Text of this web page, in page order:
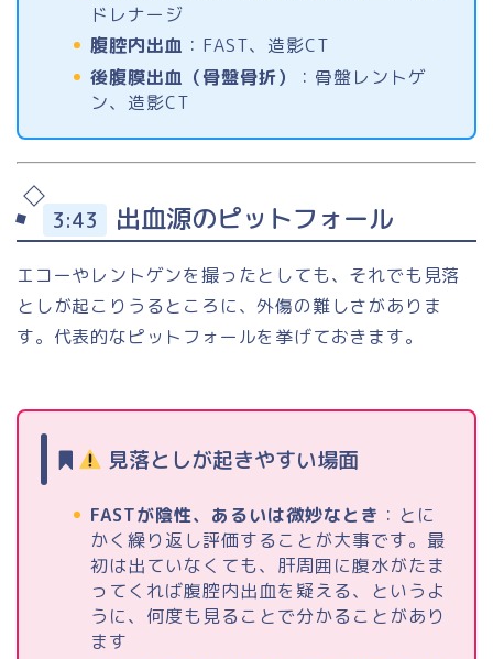
ドレナージ
腹腔内出血 ：FAST、造影CT
後腹膜出血（骨盤骨折）
：骨盤レントゲ
ン、造影CT
3:43 出血源のピットフォール
エコーやレントゲンを撮ったとしても、それでも見落
としが起こりうるところに、外傷の難しさがありま
す。代表的なピットフォールを挙げておきます。
見落としが起きやすい場面
FASTが陰性、あるいは微妙なとき ：とに
かく繰り返し評価することが大事です。最
初は出ていなくても、肝周囲に腹水がたま
ってくれば腹腔内出血を疑える、というよ
うに、何度も見ることで分かることがあり
ます